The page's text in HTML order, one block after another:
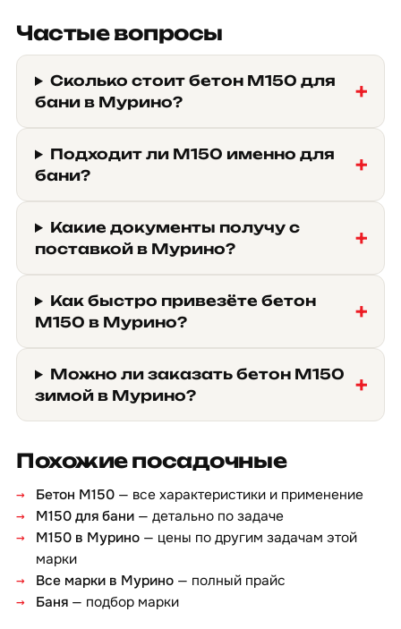
Частые вопросы
Сколько стоит бетон М150 для
бани в Мурино?
Подходит ли М150 именно для
бани?
Какие документы получу с
поставкой в Мурино?
Как быстро привезёте бетон
М150 в Мурино?
Можно ли заказать бетон М150
зимой в Мурино?
Похожие посадочные
Бетон М150 — все характеристики и применение
М150 для бани — детально по задаче
М150 в Мурино — цены по другим задачам этой
марки
Все марки в Мурино — полный прайс
Баня — подбор марки